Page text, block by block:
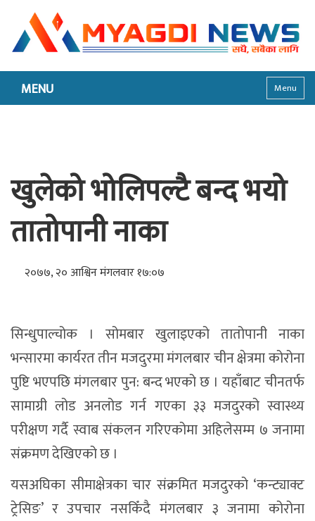
MENU Menu
खुलेको भोलिपल्टै बन्द भयो
तातोपानी नाका
२०७७, २० आश्विन मंगलवार १७:०७
सिन्धुपाल्चोक । सोमबार खुलाइएको तातोपानी नाका
भन्सारमा कार्यरत तीन मजदुरमा मंगलबार चीन क्षेत्रमा कोरोना
पुष्टि भएपछि मंगलबार पुन: बन्द भएको छ । यहाँबाट चीनतर्फ
सामाग्री लोड अनलोड गर्न गएका ३३ मजदुरको स्वास्थ्य
परीक्षण गर्दै स्वाब संकलन गरिएकोमा अहिलेसम्म ७ जनामा
संक्रमण देखिएको छ ।
यसअघिका सीमाक्षेत्रका चार संक्रमित मजदुरको ‘कन्ट्याक्ट
ट्रेसिङ’ र उपचार नसकिँदै मंगलबार ३ जनामा कोरोना